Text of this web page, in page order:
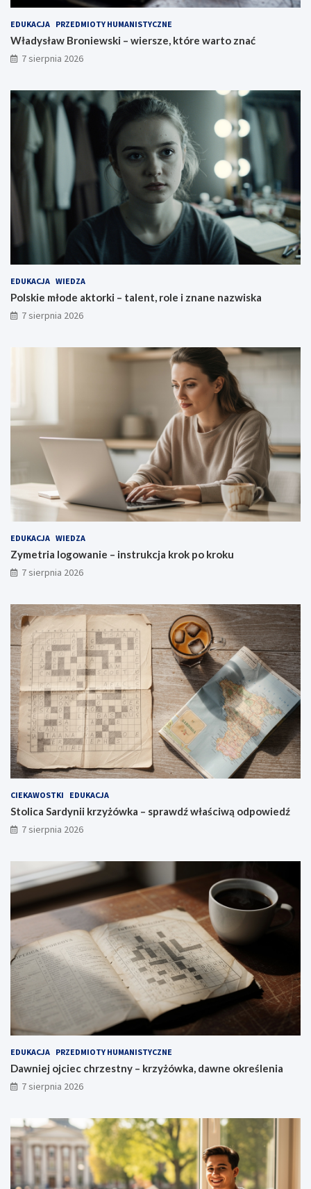
EDUKACJA PRZEDMIOTY HUMANISTYCZNE
Władysław Broniewski – wiersze, które warto znać
7 sierpnia 2026
EDUKACJA WIEDZA
Polskie młode aktorki – talent, role i znane nazwiska
7 sierpnia 2026
EDUKACJA WIEDZA
Zymetria logowanie – instrukcja krok po kroku
7 sierpnia 2026
CIEKAWOSTKI EDUKACJA
Stolica Sardynii krzyżówka – sprawdź właściwą odpowiedź
7 sierpnia 2026
EDUKACJA PRZEDMIOTY HUMANISTYCZNE
Dawniej ojciec chrzestny – krzyżówka, dawne określenia
7 sierpnia 2026